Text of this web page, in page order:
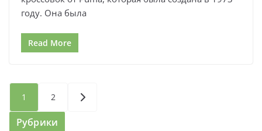
году. Она была
Read More
Пагинация
записей
1 2
Рубрики